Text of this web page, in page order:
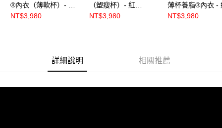
®內衣（薄軟杯）- 紅
【R8635】
NT$3,980
（塑瘦杯）- 紅
【R86352】
NT$3,980
薄杯養脂®內衣 -
【R86353】
NT$3,980
詳細說明 相關推薦